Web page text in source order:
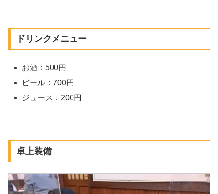
ドリンクメニュー
お酒：500円
ビール：700円
ジュース：200円
卓上装備